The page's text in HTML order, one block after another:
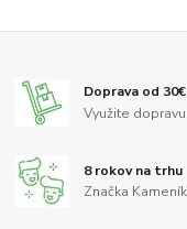
Doprava od
Využite
8 rokov na trhu
Značka